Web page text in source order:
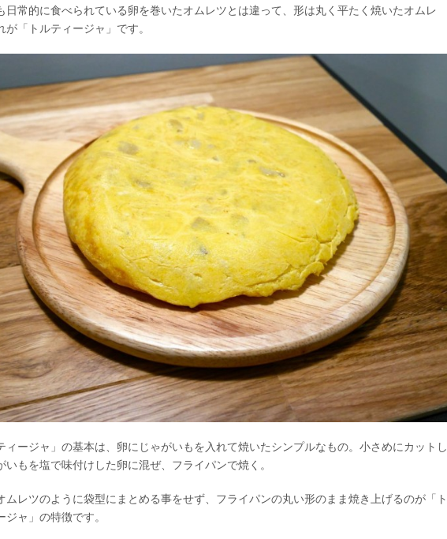
日常的に食べられている卵を巻いたオムレツとは違って、形は丸く平たく焼いたオムレ
が「トルティージャ」です。
ィージャ」の基本は、卵にじゃがいもを入れて焼いたシンプルなもの。小さめにカットし
いもを塩で味付けした卵に混ぜ、フライパンで焼く。
ムレツのように袋型にまとめる事をせず、フライパンの丸い形のまま焼き上げるのが「ト
ジャ」の特徴です。